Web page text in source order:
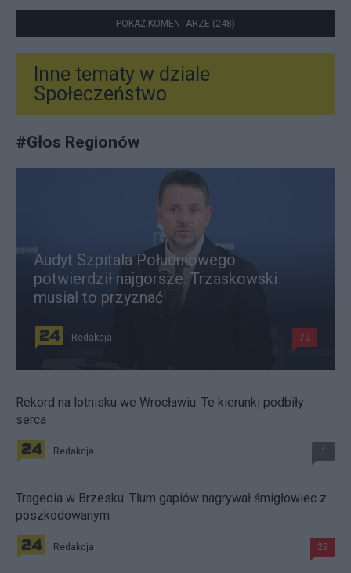
POKAŻ KOMENTARZE (248)
Inne tematy w dziale
Społeczeństwo
#Głos Regionów
Audyt Szpitala Południowego
potwierdził najgorsze. Trzaskowski
musiał to przyznać
Redakcja 79
Rekord na lotnisku we Wrocławiu. Te kierunki podbiły
serca
Redakcja 1
Tragedia w Brzesku. Tłum gapiów nagrywał śmigłowiec z
poszkodowanym
Redakcja 29